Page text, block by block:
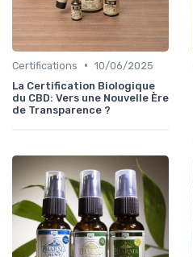
Certifications • 10/06/2025
La Certification Biologique
du CBD: Vers une Nouvelle Ère
de Transparence ?